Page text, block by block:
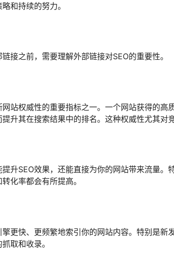
和持续的努力。
接之前，需要理解外部链接对SEO的重要性。
站权威性的重要指标之一。一个网站获得的高
升其在搜索结果中的排名。这种权威性尤其对
升SEO效果，还能直接为你的网站带来流量。
化率都会有所提高。
更快、更频繁地索引你的网站内容。特别是新
取和收录。